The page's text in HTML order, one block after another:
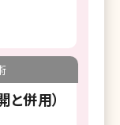
併用）